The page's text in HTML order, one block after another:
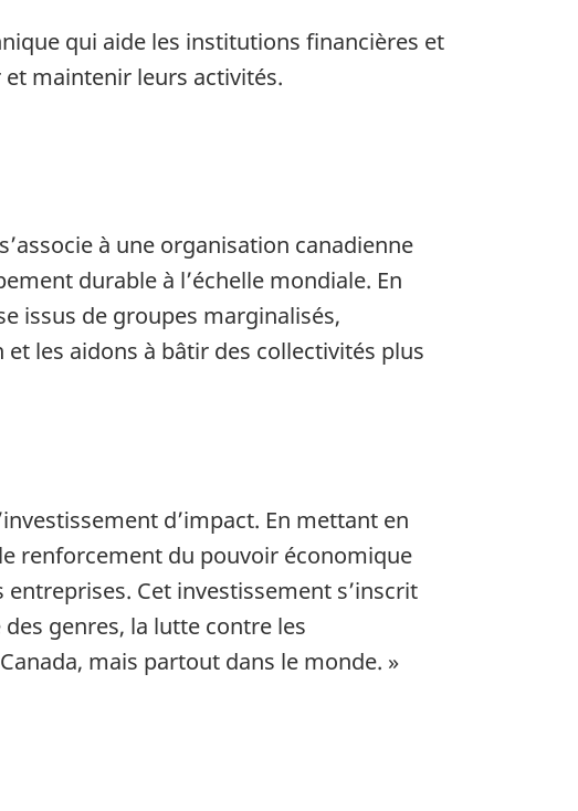
qui aide les institutions financières et
maintenir leurs activités.
à une organisation canadienne
durable à l’échelle mondiale. En
issus de groupes marginalisés,
les aidons à bâtir des collectivités plus
d’impact. En mettant en
renforcement du pouvoir économique
Cet investissement s’inscrit
genres, la lutte contre les
mais partout dans le monde. »